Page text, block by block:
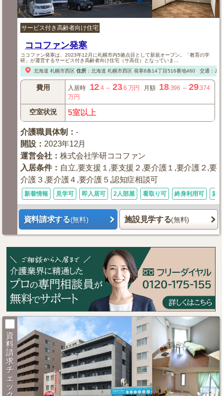
サービス付き高齢者向け住宅
ココファン発寒
ココファン発寒は、2023年12月に札幌市内5拠点目として新規オープン。「教育の学
研」が運営するサービス付き高齢者向け住宅（サ高住）となっていま...
北海道 札幌市西区 住所： 北海道 札幌市西区発寒8条14丁目516番地460 交通：JR
費用 入居時 12 .4～ 23.6 万円 月額 18.396 ～29.374
万円
空室状況 5室以上
介護職員体制 ：-
開設 ： 2023年12月
運営会社 ：株式会社学研ココファン
入居条件： 自立,要支援１,要支援２,要介護１,要介護２,要
介護３,要介護４,要介護５,認知症相談可
新着情報 見学可 即入居可 2人部屋 看取り可 終身利用可 築
資料請求する(無料) 施設見学する(無料)
資
料
請
求
チ
ェ
ッ